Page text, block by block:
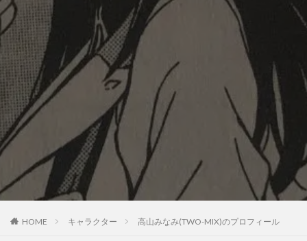
HOME キャラクター 高山みなみ(TWO-MIX)のプロフィール